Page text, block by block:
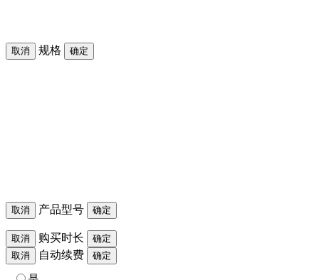
取消 规格 确定
取消 产品型号 确定
取消 购买时长
确定
取消
自动续费 确定